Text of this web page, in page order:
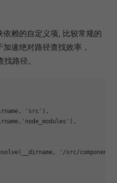
赖的自定义项, 比较常规的
速绝对路径查找效率，
路径。
'src' ),
'node_modules' ),
'/src/components'